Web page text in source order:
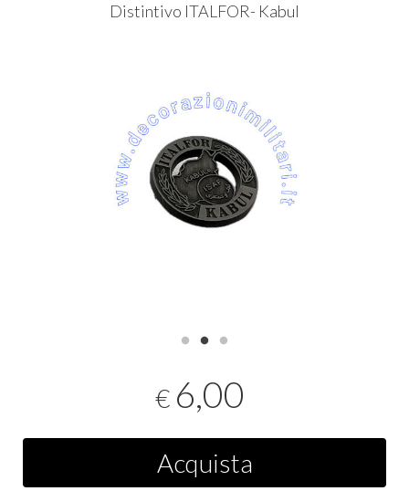
Distintivo ITALFOR- Kabul
€ 6,00
Acquista